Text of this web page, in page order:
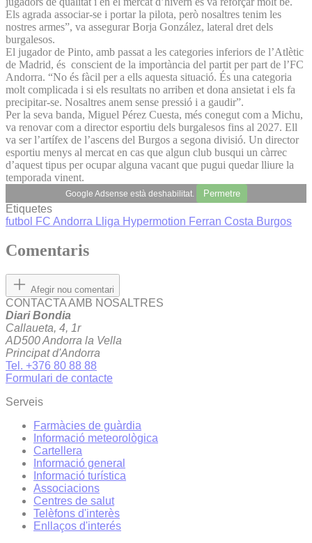
Els agrada associar-se i portar la pilota, però nosaltres tenim les
nostres armes”, va assegurar Borja González, lateral dret dels
burgalesos.
El jugador de Pinto, amb passat a les categories inferiors de l’Atlètic
de Madrid, és conscient de la importància del partit per part de l’FC
Andorra. “No és fàcil per a ells aquesta situació. És una categoria
molt complicada i si els resultats no arriben et dona ansietat i els fa
precipitar-se. Nosaltres anem sense pressió i a gaudir”.
Per la seva banda, Miguel Pérez Cuesta, més conegut com a Michu,
va renovar com a director esportiu dels burgalesos fins al 2027. Ell
va ser l’artífex de l’ascens del Burgos a segona divisió. Un director
esportiu menys al mercat en cas que algun club busqui un càrrec
d’aquest tipus per ocupar alguna vacant que pugui quedar lliure la
temporada vinent.
Google Adsense està deshabilitat. Permetre
Etiquetes
futbol FC Andorra Lliga Hypermotion Ferran Costa Burgos
Comentaris
Afegir nou comentari
CONTACTA AMB NOSALTRES
Diari Bondia
Callaueta, 4, 1r
AD500 Andorra la Vella
Principat d'Andorra
Tel. +376 80 88 88
Formulari de contacte
Serveis
Farmàcies de guàrdia
Informació meteorològica
Cartellera
Informació general
Informació turística
Associacions
Centres de salut
Telèfons d'interès
Enllaços d'interés